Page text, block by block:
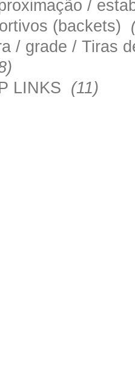
/
(backets)
/ grade / Tiras
LINKS (11)